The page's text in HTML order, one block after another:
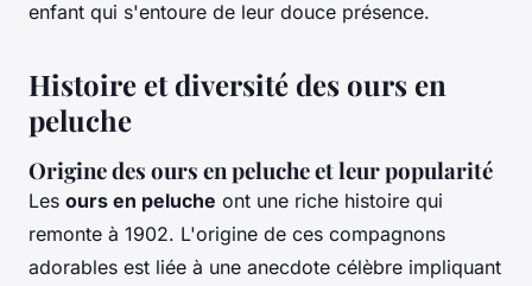
enfant qui s'entoure de leur douce présence.
Histoire et diversité des ours en
peluche
Origine des ours en peluche et leur popularité
Les ours en peluche ont une riche histoire qui
remonte à 1902. L'origine de ces compagnons
adorables est liée à une anecdote célèbre impliquant